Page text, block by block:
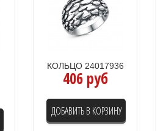
КОЛЬЦО 24017936
406 руб
ДОБАВИТЬ В КОРЗИНУ